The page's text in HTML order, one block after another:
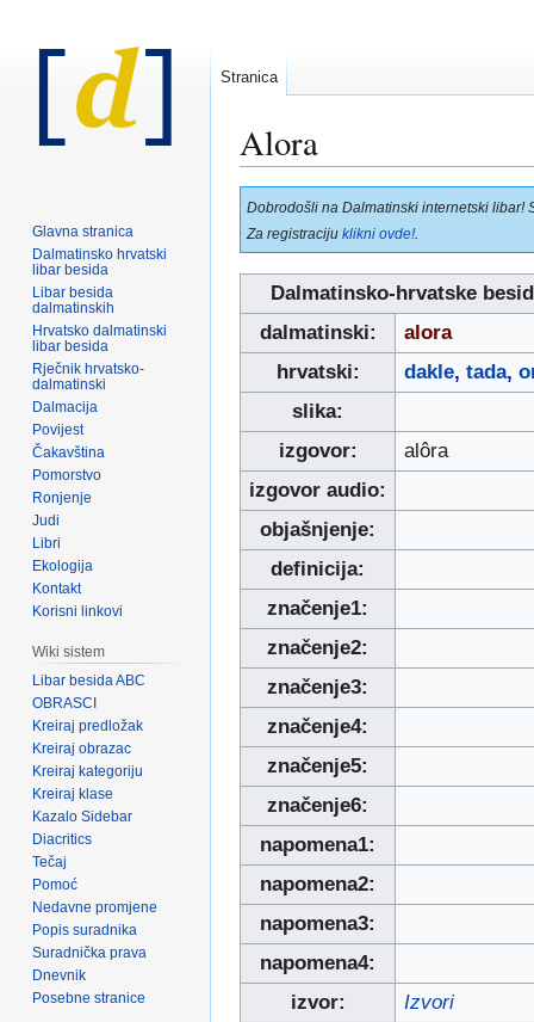
Alora
Prijeđi
na
navigaciju
Prijeđi
na
pretraživanje
Dobrodošli na Dalmatinski internetski libar!
Za registraciju klikni ovde!
Dalmatinsko-hrvatske
dalmatinski:
alora
hrvatski:
dakle, tada,
slika:
izgovor:
alôra
izgovor audio:
objašnjenje:
definicija:
značenje1:
značenje2:
značenje3:
značenje4:
značenje5:
značenje6:
napomena1:
napomena2:
napomena3:
napomena4:
izvor:
Izvori
Stranica
Glavna stranica
Dalmatinsko hrvatski
libar besida
Libar besida
dalmatinskih
Hrvatsko dalmatinski
libar besida
Rječnik hrvatsko-
dalmatinski
Dalmacija
Povijest
Čakavština
Pomorstvo
Ronjenje
Judi
Libri
Ekologija
Kontakt
Korisni linkovi
Wiki sistem
Libar besida ABC
OBRASCI
Kreiraj predložak
Kreiraj obrazac
Kreiraj kategoriju
Kreiraj klase
Kazalo Sidebar
Diacritics
Tečaj
Pomoć
Nedavne promjene
Popis suradnika
Suradnička prava
Dnevnik
Posebne stranice